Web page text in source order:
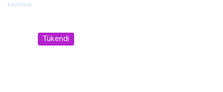
Tükendi